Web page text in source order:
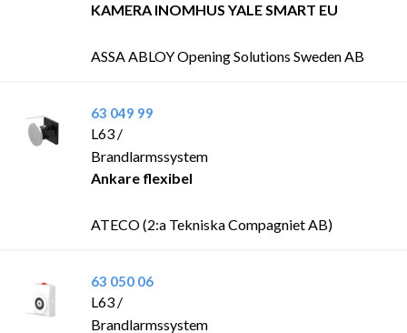
KAMERA INOMHUS YALE SMART EU
ASSA ABLOY Opening Solutions Sweden AB
63 049 99
L63 /
Brandlarmssystem
Ankare flexibel
ATECO (2:a Tekniska Compagniet AB)
63 050 06
L63 /
Brandlarmssystem